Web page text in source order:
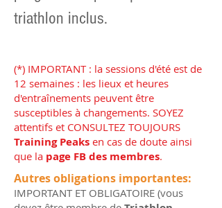
triathlon inclus.
( *) IMPORTANT : la sessions d'été est de
12 semaines : les lieux et heures
d'entraînements peuvent être
susceptibles à changements. SOYEZ
attentifs et CONSULTEZ TOUJOURS
Training Peaks en cas de doute ainsi
que la page FB des membres.
Autres obligations importantes:
IMPORTANT ET OBLIGATOIRE (vous